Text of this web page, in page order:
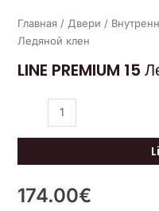
Главная / Двери /
Ледяной клен
LINE PREMIUM 15
174.00€